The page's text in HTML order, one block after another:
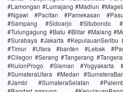
#Lamongan #Lumajang #Madiun
#Ngawi #Pacitan #Pamekasan
#Sampang #Sidoarjo #Situbondo
#Tulungagung #Batu #Blitar #Malang
#Surabaya #Jakarta #KepulauanSeribu
#Timur #Utara #banten #Lebak
#Cilegon #Serang #Tangerang
#KulonProgo #Sleman #Yogyakarta
#SumateraUtara #Medan
#Jambi #SumateraSelatan